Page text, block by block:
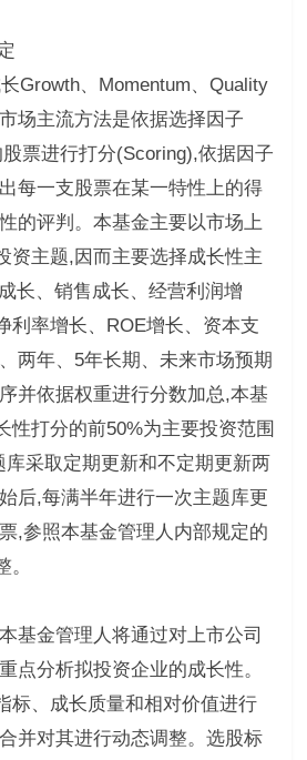
Growth、Momentum、Quality
场主流方法是依据选择因子
票进行打分(Scoring),依据因子
每一支股票在某一特性上的得
的评判。本基金主要以市场上
资主题,因而主要选择成长性主
长、销售成长、经营利润增
利率增长、ROE增长、资本支
两年、5年长期、未来市场预期
并依据权重进行分数加总,本基
性打分的前50%为主要投资范围
采取定期更新和不定期更新两
后,每满半年进行一次主题库更
,参照本基金管理人内部规定的
基金管理人将通过对上市公司
点分析拟投资企业的成长性。
标、成长质量和相对价值进行
并对其进行动态调整。选股标